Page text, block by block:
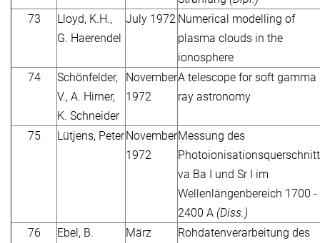
73
Lloyd, K.H.,
G. Haerendel
July 1972 Numerical modelling of
plasma clouds in the
ionosphere
74
Schönfelder,
V., A. Hirner,
K. Schneider
November
1972
A telescope for soft gamma
ray astronomy
75 Lütjens, PeterNovember
1972
Messung des
va Ba I und Sr I im
Wellenlängenbereich 1700 -
2400 A (Diss.)
76
Ebel, B.
März
Rohdatenverarbeitung des